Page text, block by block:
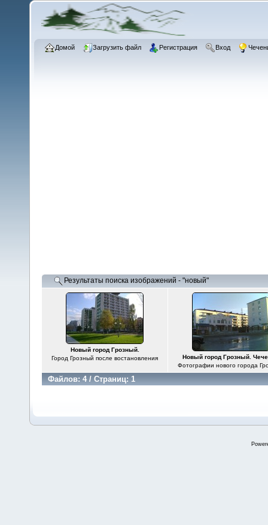
Домой Загрузить файл Регистрация Вход
Результаты поиска изображений - "новый"
Новый город Грозный.
Город Грозный после востановления
Новый город Грозный.
Фотографии нового города
Файлов: 4 / Страниц: 1